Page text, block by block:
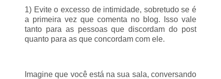
1) Evite o excesso de intimidade, sobretudo se é
a primeira vez que comenta no blog. Isso vale
tanto para as pessoas que discordam do post
quanto para as que concordam com ele.
Imagine que você está na sua sala, conversando